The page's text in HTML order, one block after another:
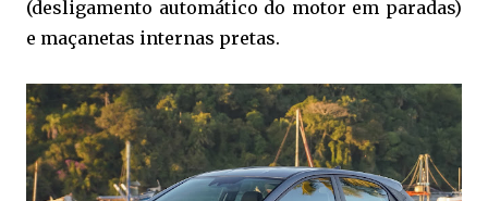
(desligamento automático do motor em paradas)
e maçanetas internas pretas.